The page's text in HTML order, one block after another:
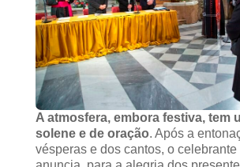
A atmosfera, embora festiva, tem
solene e de oração. Após a
vésperas e dos cantos, o celebrante